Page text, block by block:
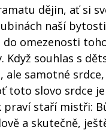
dějin, ať si
naší
do omezenosti
souhlas s
ale samotné
toto slovo srdce
praví staří mistři:
a skutečně,